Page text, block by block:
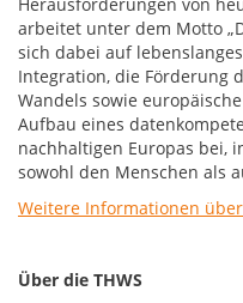
arbeitet unter dem Motto
sich dabei auf
Integration, die Förderung
Wandels sowie
Aufbau eines
nachhaltigen Europas bei,
sowohl den Menschen als
Weitere Informationen über
Über die THWS